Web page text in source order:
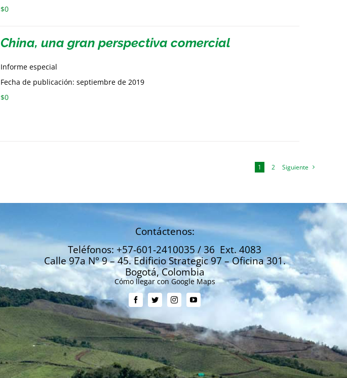
$0
China, una gran perspectiva comercial
Informe especial
Fecha de publicación: septiembre de 2019
$0
1 2 Siguiente
Contáctenos:
Teléfonos: +57-601-2410035 / 36 Ext. 4083
Calle 97a N° 9 – 45. Edificio Strategic 97 – Oficina 301.
Bogotá, Colombia
Cómo llegar con Google Maps